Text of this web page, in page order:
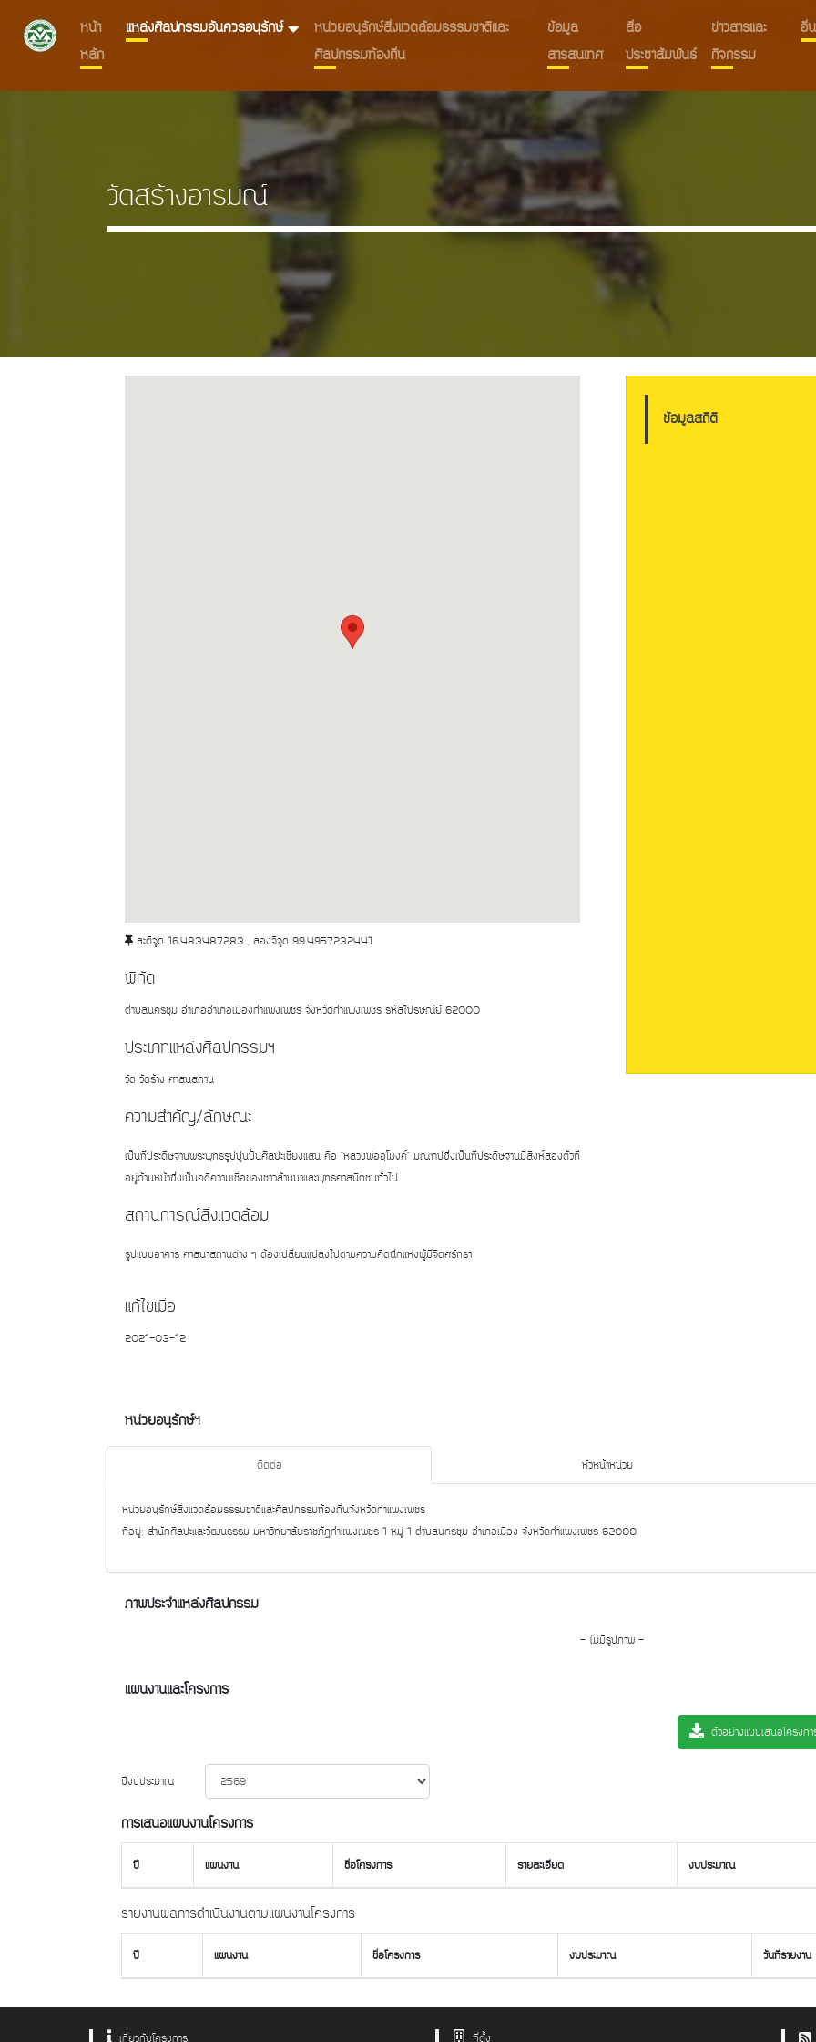
หน้า
หลัก
แหล่งศิลปกรรมอันควรอนุรักษ์
หน่วยอนุรักษ์สิ่งแวดล้อมธรรมชาติและ
ศิลปกรรมท้องถิ่น
ข้อมูล
สารสนเทศ
สื่อ
ประชาสัมพันธ์
ข่าวสารและ
กิจกรรม
อื่
วัดสร้างอารมณ์
ละติจูด 16.483487283 , ลองจิจูด 99.4957232441
พิกัด
ตำบลนครชุม อำเภออำเภอเมืองกำแพงเพชร จังหวัดกำแพงเพชร รหัสไปรษณีย์ 62000
ประเภทแหล่งศิลปกรรมฯ
วัด วัดร้าง ศาสนสถาน
ความสำคัญ/ลักษณะ
เป็นที่ประดิษฐานพระพุทธรูปปูนปั้นศิลปะเชียงแสน คือ "หลวงพ่ออุโมงค์" มณฑปซึ่งเป็นที่ประดิษฐานมีสิงห์สองตัวที่
อยู่ด้านหน้าซึ่งเป็นคติความเชื่อของชาวล้านนาและพุทธศาสนิกชนทั่วไป
สถานการณ์สิ่งแวดล้อม
รูปแบบอาคาร ศาสนาสถานต่าง ๆ ต้องเปลี่ยนแปลงไปตามความคิดนึกแห่งผู้มีจิตศรัทธา
แก้ไขเมื่อ
2021-03-12
ข้อมูลสถิติ
หน่วยอนุรักษ์ฯ
ติดต่อ หัวหน้าหน่วย
หน่วยอนุรักษ์สิ่งแวดล้อมธรรมชาติและศิลปกรรมท้องถิ่นจังหวัดกำแพงเพชร
ที่อยู่: สำนักศิลปะและวัฒนธรรม มหาวิทยาลัยราชภัฏกำแพงเพชร 1 หมู่ 1 ตำบลนครชุม อำเภอเมือง จังหวัดกำแพงเพชร 62000
ภาพประจำแหล่งศิลปกรรม
- ไม่มีรูปภาพ -
แผนงานและโครงการ
ตัวอย่างแบบเสนอโครงก
ปีงบประมาณ
การเสนอแผนงานโครงการ
ปี แผนงาน ชื่อโครงการ รายละเอียด งบประมาณ
รายงานผลการดำเนินงานตามแผนงานโครงการ
ปี แผนงาน ชื่อโครงการ งบประมาณ วันที่รายงาน
เกี่ยวกับโครงการ ที่ตั้ง